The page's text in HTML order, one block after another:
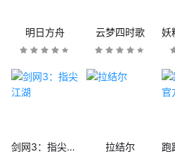
明日方舟 云梦四时歌
剑网3：指尖江湖 拉结尔